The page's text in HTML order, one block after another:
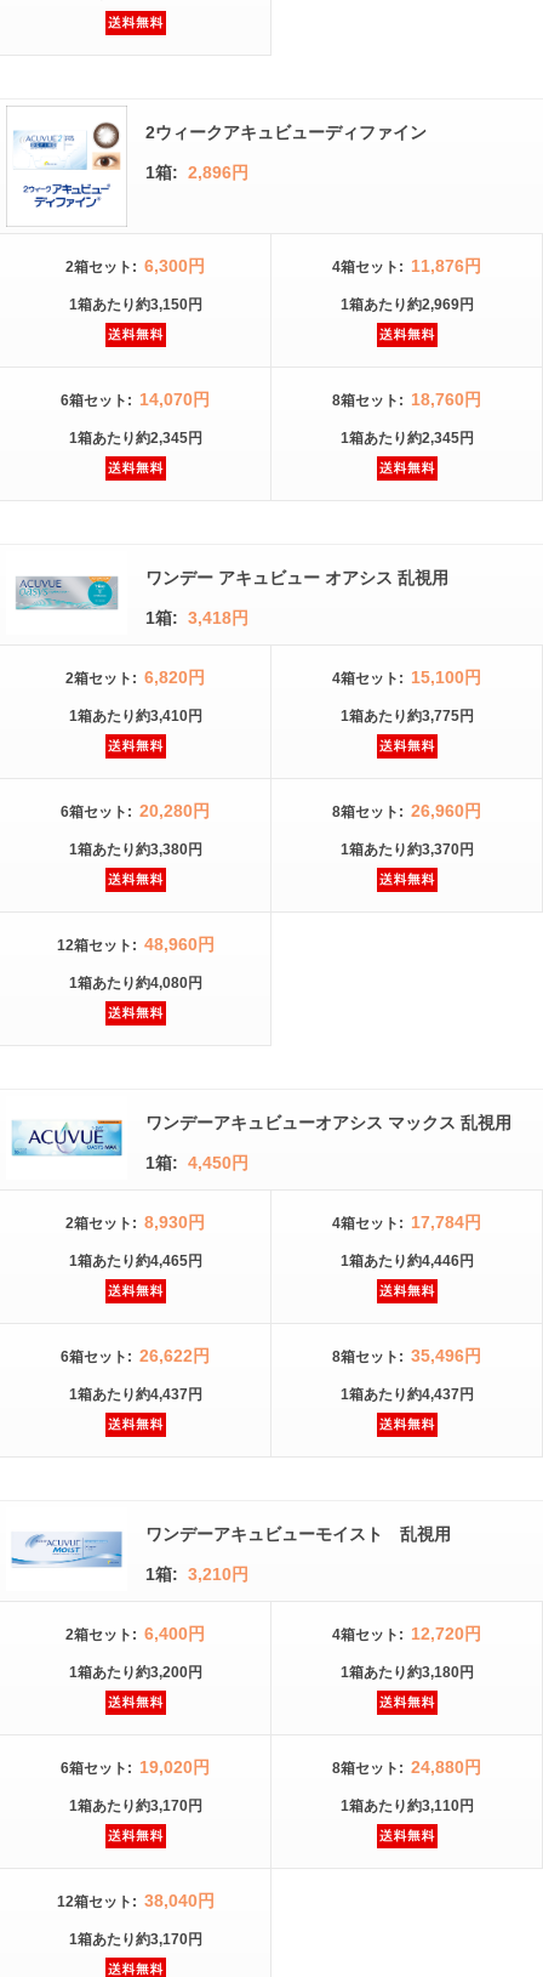
2ウィークアキュビューディファイン
1箱: 2,896円
2箱セット : 6,300円
1箱あたり約3,150円
4箱セット : 11,876円
1箱あたり約2,969円
6箱セット : 14,070円
1箱あたり約2,345円
8箱セット : 18,760円
1箱あたり約2,345円
ワンデー アキュビュー オアシス 乱視用
1箱: 3,418円
2箱セット : 6,820円
1箱あたり約3,410円
4箱セット : 15,100円
1箱あたり約3,775円
6箱セット : 20,280円
1箱あたり約3,380円
8箱セット : 26,960円
1箱あたり約3,370円
12箱セット : 48,960円
1箱あたり約4,080円
ワンデーアキュビューオアシス マックス 乱視用
1箱: 4,450円
2箱セット : 8,930円
1箱あたり約4,465円
4箱セット : 17,784円
1箱あたり約4,446円
6箱セット : 26,622円
1箱あたり約4,437円
8箱セット : 35,496円
1箱あたり約4,437円
ワンデーアキュビューモイスト 乱視用
1箱: 3,210円
2箱セット : 6,400円
1箱あたり約3,200円
4箱セット : 12,720円
1箱あたり約3,180円
6箱セット : 19,020円
1箱あたり約3,170円
8箱セット : 24,880円
1箱あたり約3,110円
12箱セット : 38,040円
1箱あたり約3,170円